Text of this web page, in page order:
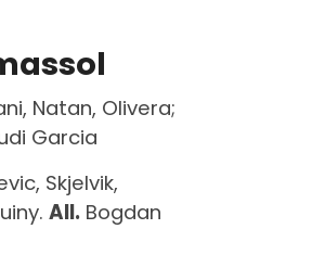
Natan, Olivera;
Garcia
Skjelvik,
All. Bogdan